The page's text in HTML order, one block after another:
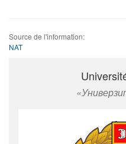
Source de l'information:
NAT